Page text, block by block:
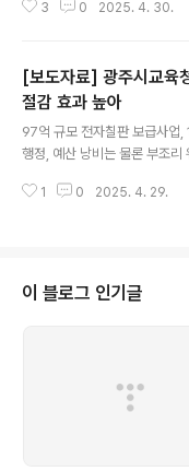
로 나타났다. - 2020년 기준 1
해 처리비용은 약13억 7천만
은 2021년 음식물쓰레기 처리
추진하고, 지속적인 교육을 실
식..
3 0 2025. 4. 30.
[보도자료] 광주시교육
절감 효과 높아
97억 규모 전자칠판 보급사업,
행정, 예산 낭비는 물론 부조
광주광역시교육청은 디지털 교
별 구매를 선택했으며, 이 중
단체는 해당 사업 예산의 효율
1 0 2025. 4. 29.
이 블로그 인기글